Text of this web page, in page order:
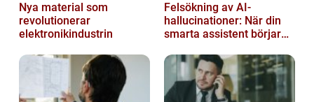
Nya material som
revolutionerar
elektronikindustrin
Felsökning av AI-
hallucinationer: När din
smarta assistent börjar